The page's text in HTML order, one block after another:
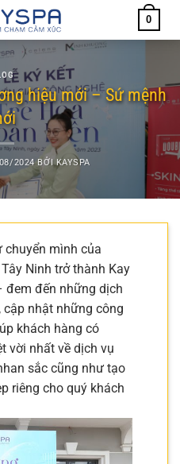
0
hiệu mới – Sứ mệnh
2024 BỞIKAYSPA
mình của
Ninh trở thành Kay
đem đến những dịch
nhật những công
khách hàng có
vời nhất về dịch vụ
sắc cũng như tạo
riêng cho quý khách